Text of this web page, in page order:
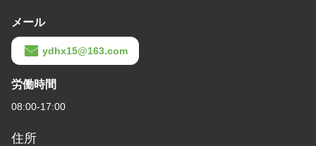
メール
ydhx15@163.com
労働時間
08:00-17:00
住所